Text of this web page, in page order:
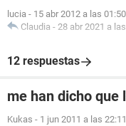
lucia - 15 abr 2012 a las 01:50
Claudia - 28 abr 2021 a
12 respuestas
me han dicho que
Kukas - 1 jun 2011 a las 22:11